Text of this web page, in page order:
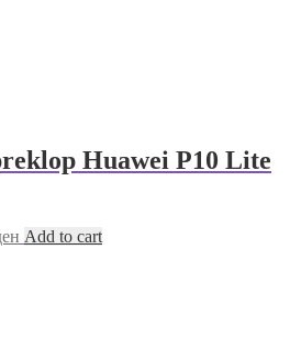
Huawei P10 Lite
Add to cart